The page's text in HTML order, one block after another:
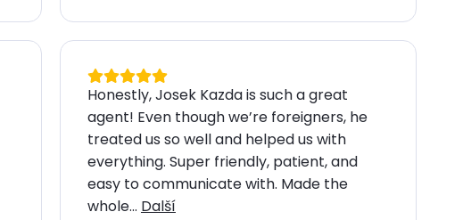
Honestly, Josek Kazda is such a great
agent! Even though we’re foreigners, he
treated us so well and helped us with
everything. Super friendly, patient, and
easy to communicate with. Made the
whole... Další